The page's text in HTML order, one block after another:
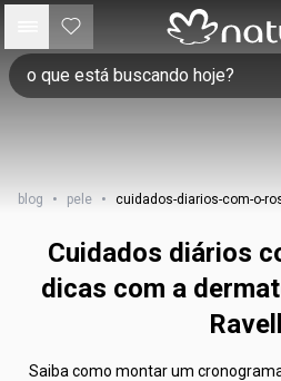
blog • pele • cuidados-diarios-com-o-
Cuidados diários
dicas com a
Saiba como montar um